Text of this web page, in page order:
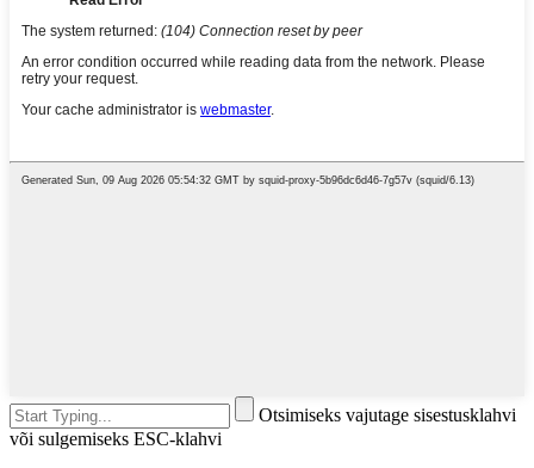
Otsimiseks vajutage sisestusklahvi
või sulgemiseks ESC-klahvi